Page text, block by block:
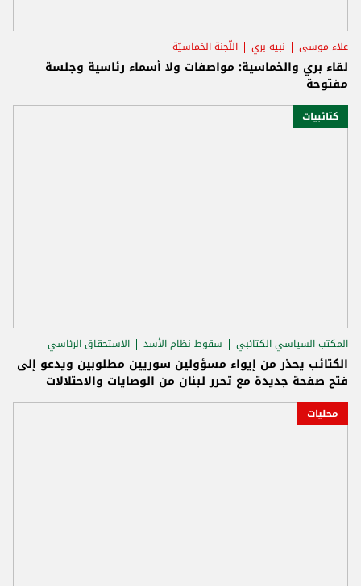
علاء موسى نبيه بري اللّجنة الخماسيّة
لقاء بري والخماسية: مواصفات ولا أسماء رئاسية وجلسة
مفتوحة
كتائبيات
المكتب السياسي الكتائبي سقوط نظام الأسد الاستحقاق الرئاسي
الكتائب يحذر من إيواء مسؤولين سوريين مطلوبين ويدعو إلى
فتح صفحة جديدة مع تحرر لبنان من الوصايات والاحتلالات
محليات